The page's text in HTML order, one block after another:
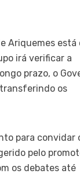
Ariquemes está
irá verificar a
prazo, o
os
para convidar
pelo
os debates até